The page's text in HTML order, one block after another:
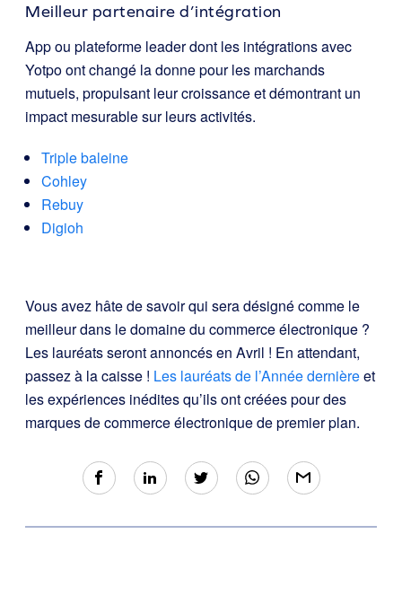
Meilleur partenaire d’intégration
App ou plateforme leader dont les intégrations avec
Yotpo ont changé la donne pour les marchands
mutuels, propulsant leur croissance et démontrant un
impact mesurable sur leurs activités.
Triple baleine
Cohley
Rebuy
Digioh
Vous avez hâte de savoir qui sera désigné comme le
meilleur dans le domaine du commerce électronique ?
Les lauréats seront annoncés en Avril ! En attendant,
passez à la caisse ! Les lauréats de l’Année dernièreet
les expériences inédites qu’ils ont créées pour des
marques de commerce électronique de premier plan.